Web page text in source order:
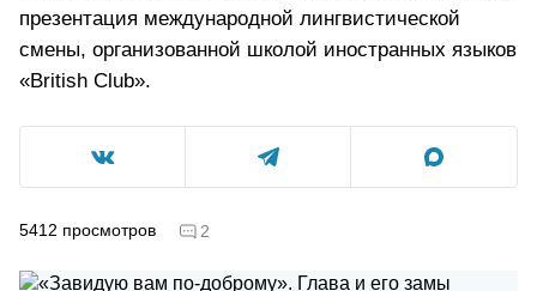
презентация международной лингвистической
смены, организованной школой иностранных языков
«British Club».
5412 просмотров 2